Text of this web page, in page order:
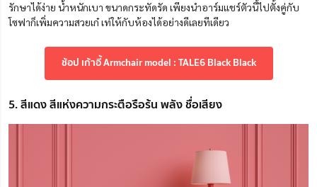
รักษาได้ง่าย น้ำหนักเบา ขนาดกระทัดรัด เพียงนำอาร์มแชร์ตัวนี้ไปตั้งคู่กับ
โซฟาก็เพิ่มความสวยเก๋ เท่ให้กับห้องได้อย่างดีเลยทีเดียว
ช้อป เก้าอี้ Armchair model : TALE6 Black Black
5. สีแดง สีแห่งความกระตือรือร้น พลัง ชื่อเสียง